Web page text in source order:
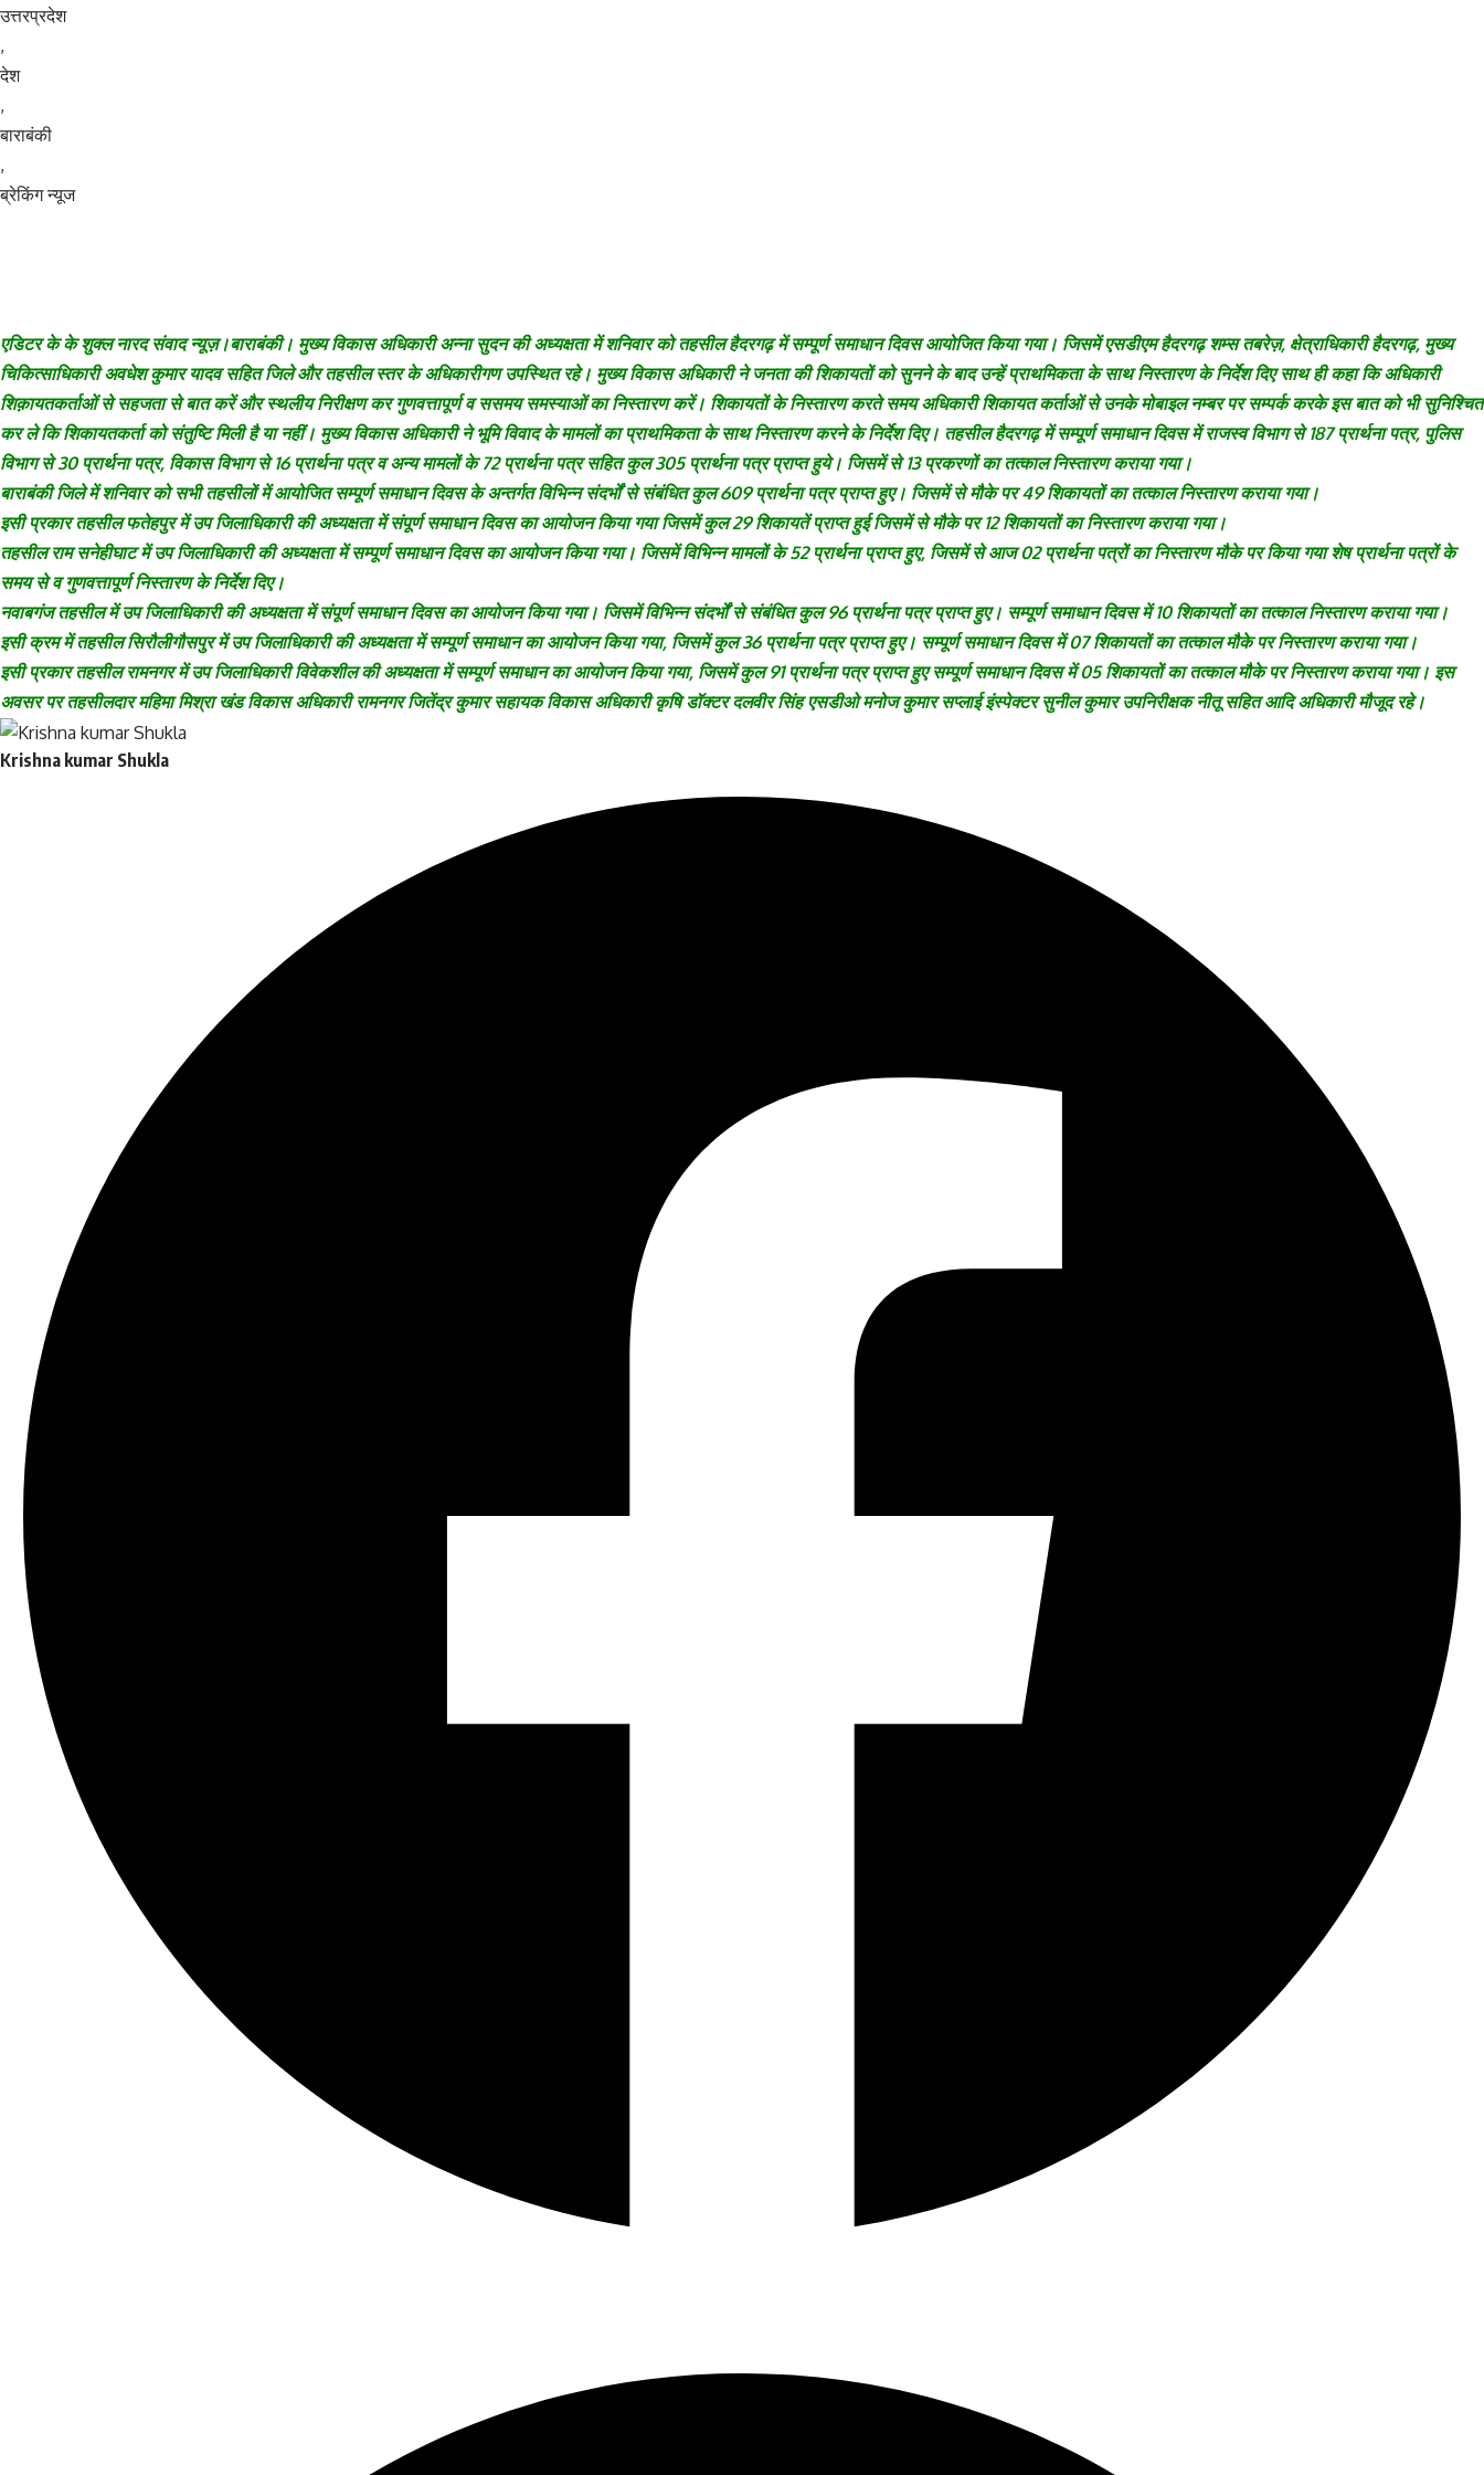
उत्तरप्रदेश
,
देश
,
बाराबंकी
,
ब्रेकिंग न्यूज
एडिटर के के शुक्ल नारद संवाद न्यूज़।बाराबंकी। मुख्य विकास अधिकारी अन्ना सुदन की अध्यक्षता में शनिवार को तहसील हैदरगढ़ में सम्पूर्ण समाधान दिवस आयोजित किया गया। जिसमें एसडीएम हैदरगढ़ शम्स तबरेज़, क्षेत्राधिकारी हैदरगढ़, मुख्य
चिकित्साधिकारी अवधेश कुमार यादव सहित जिले और तहसील स्तर के अधिकारीगण उपस्थित रहे। मुख्य विकास अधिकारी ने जनता की शिकायतों को सुनने के बाद उन्हें प्राथमिकता के साथ निस्तारण के निर्देश दिए साथ ही कहा कि अधिकारी
शिक़ायतकर्ताओं से सहजता से बात करें और स्थलीय निरीक्षण कर गुणवत्तापूर्ण व ससमय समस्याओं का निस्तारण करें। शिकायतों के निस्तारण करते समय अधिकारी शिकायत कर्ताओं से उनके मोबाइल नम्बर पर सम्पर्क करके इस बात को भी सुनिश्चित
कर ले कि शिकायतकर्ता को संतुष्टि मिली है या नहीं। मुख्य विकास अधिकारी ने भूमि विवाद के मामलों का प्राथमिकता के साथ निस्तारण करने के निर्देश दिए। तहसील हैदरगढ़ में सम्पूर्ण समाधान दिवस में राजस्व विभाग से 187 प्रार्थना पत्र, पुलिस
विभाग से 30 प्रार्थना पत्र, विकास विभाग से 16 प्रार्थना पत्र व अन्य मामलों के 72 प्रार्थना पत्र सहित कुल 305 प्रार्थना पत्र प्राप्त हुये। जिसमें से 13 प्रकरणों का तत्काल निस्तारण कराया गया।
बाराबंकी जिले में शनिवार को सभी तहसीलों में आयोजित सम्पूर्ण समाधान दिवस के अन्तर्गत विभिन्न संदर्भों से संबंधित कुल 609 प्रार्थना पत्र प्राप्त हुए। जिसमें से मौके पर 49 शिकायतों का तत्काल निस्तारण कराया गया।
इसी प्रकार तहसील फतेहपुर में उप जिलाधिकारी की अध्यक्षता में संपूर्ण समाधान दिवस का आयोजन किया गया जिसमें कुल 29 शिकायतें प्राप्त हुई जिसमें से मौके पर 12 शिकायतों का निस्तारण कराया गया।
तहसील राम सनेहीघाट में उप जिलाधिकारी की अध्यक्षता में सम्पूर्ण समाधान दिवस का आयोजन किया गया। जिसमें विभिन्न मामलों के 52 प्रार्थना प्राप्त हुए, जिसमें से आज 02 प्रार्थना पत्रों का निस्तारण मौके पर किया गया शेष प्रार्थना पत्रों के
समय से व गुणवत्तापूर्ण निस्तारण के निर्देश दिए।
नवाबगंज तहसील में उप जिलाधिकारी की अध्यक्षता में संपूर्ण समाधान दिवस का आयोजन किया गया। जिसमें विभिन्न संदर्भों से संबंधित कुल 96 प्रार्थना पत्र प्राप्त हुए। सम्पूर्ण समाधान दिवस में 10 शिकायतों का तत्काल निस्तारण कराया गया।
इसी क्रम में तहसील सिरौलीगौसपुर में उप जिलाधिकारी की अध्यक्षता में सम्पूर्ण समाधान का आयोजन किया गया, जिसमें कुल 36 प्रार्थना पत्र प्राप्त हुए। सम्पूर्ण समाधान दिवस में 07 शिकायतों का तत्काल मौके पर निस्तारण कराया गया।
इसी प्रकार तहसील रामनगर में उप जिलाधिकारी विवेकशील की अध्यक्षता में सम्पूर्ण समाधान का आयोजन किया गया, जिसमें कुल 91 प्रार्थना पत्र प्राप्त हुए सम्पूर्ण समाधान दिवस में 05 शिकायतों का तत्काल मौके पर निस्तारण कराया गया। इस
अवसर पर तहसीलदार महिमा मिश्रा खंड विकास अधिकारी रामनगर जितेंद्र कुमार सहायक विकास अधिकारी कृषि डॉक्टर दलवीर सिंह एसडीओ मनोज कुमार सप्लाई इंस्पेक्टर सुनील कुमार उपनिरीक्षक नीतू सहित आदि अधिकारी मौजूद रहे।
Krishna kumar Shukla